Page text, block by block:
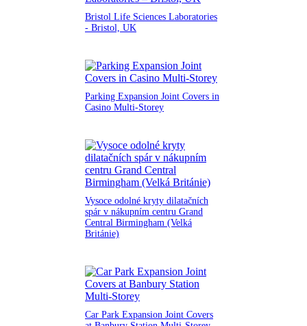
Bristol Life Sciences Laboratories
- Bristol, UK
Parking Expansion Joint Covers in
Casino Multi-Storey
Vysoce odolné kryty dilatačních
spár v nákupním centru Grand
Central Birmingham (Velká
Británie)
Car Park Expansion Joint Covers